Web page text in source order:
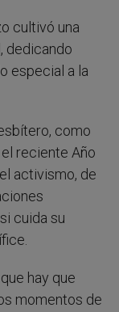
cultivó una
dedicando
especial a la
como
reciente Año
activismo, de
cuida su
hay que
momentos de